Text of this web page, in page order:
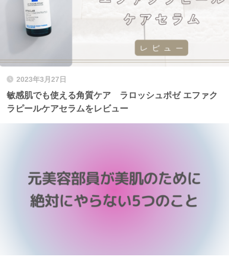
2023年3月27日
敏感肌でも使える角質ケア ラロッシュポゼ エファク
ラピールケアセラムをレビュー